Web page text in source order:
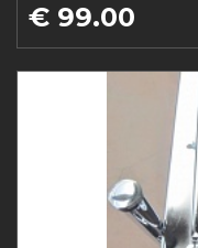
€ 99.00